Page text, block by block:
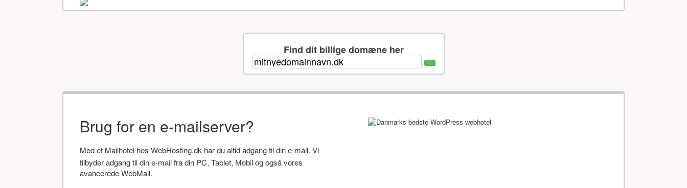
Find dit billige domæne her
Brug for en e-mailserver?
Med et Mailhotel hos WebHosting.dk har du altid adgang til din e-mail. Vi
tilbyder adgang til din e-mail fra din PC, Tablet, Mobil og også vores
avancerede WebMail.